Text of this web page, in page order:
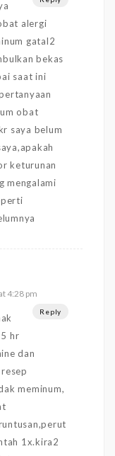
alergi
gatal2
bekas
saat ini
obat
saya belum
keturunan
mengalami
4:28 pm
Reply
hr
dan
meminum,
1x.kira2